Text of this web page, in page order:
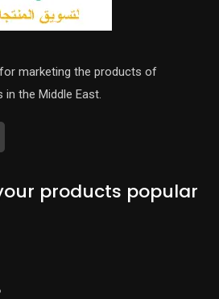
marketing the products of
the Middle East.
products popular